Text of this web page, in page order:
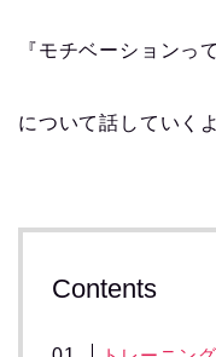
『モチベーションっ
について話していくよ
Contents